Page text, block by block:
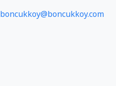
boncukkoy@boncukkoy.com